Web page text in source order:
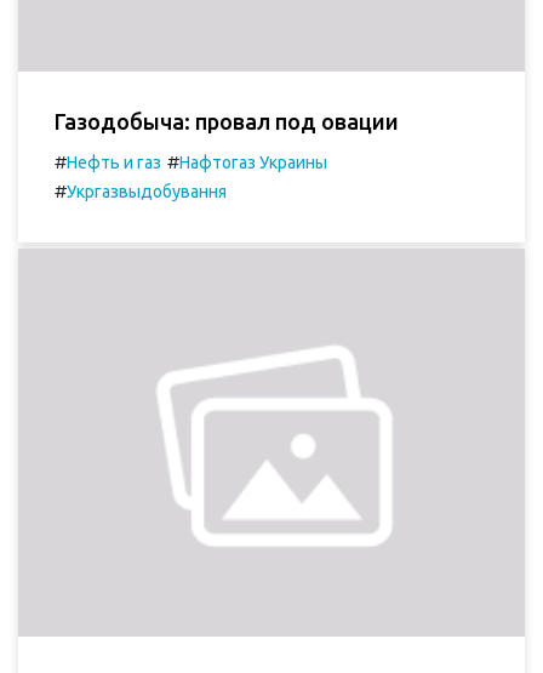
Газодобыча: провал под овации
#Нефть и газ #Нафтогаз Украины
#Укргазвыдобування